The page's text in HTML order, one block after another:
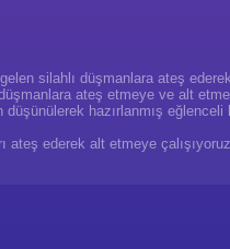
silahlı düşmanlara ateş
ateş etmeye ve alt
düşünülerek hazırlanmış eğlenceli
ateş ederek alt etmeye